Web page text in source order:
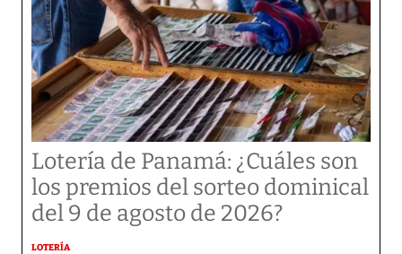
Lotería de Panamá: ¿Cuáles son
los premios del sorteo dominical
del 9 de agosto de 2026?
LOTERÍA